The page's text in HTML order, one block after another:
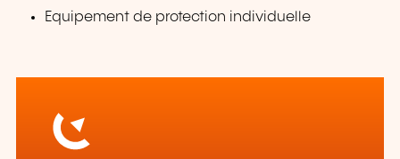
Equipement de protection individuelle